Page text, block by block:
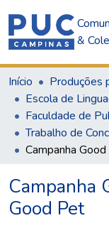
&
Início
Produções
Campanha
Good Pet